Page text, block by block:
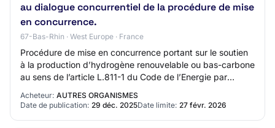
au dialogue concurrentiel de la procédure de mise
en concurrence.
67-Bas-Rhin · West Europe · France
Procédure de mise en concurrence portant sur le soutien
à la production d’hydrogène renouvelable ou bas-carbone
au sens de l’article L.811-1 du Code de l’Energie par
Acheteur: AUTRES ORGANISMES
Date de publication: 29 déc. 2025Date limite: 27 févr. 2026